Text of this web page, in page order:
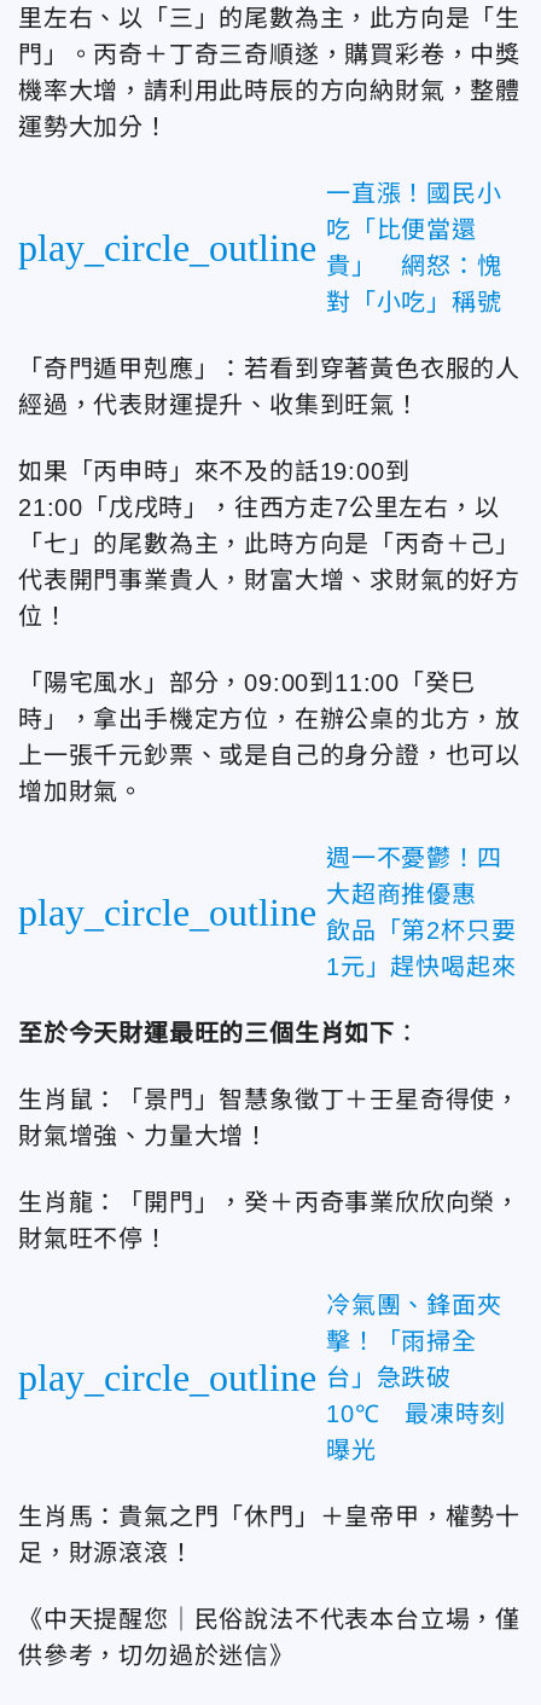
里左右、以「三」的尾數為主，此方向是「生
門」。丙奇＋丁奇三奇順遂，購買彩卷，中獎
機率大增，請利用此時辰的方向納財氣，整體
運勢大加分！
play_circle_outline
一直漲！國民小
吃「比便當還
貴」 網怒：愧
對「小吃」稱號
「奇門遁甲剋應」：若看到穿著黃色衣服的人
經過，代表財運提升、收集到旺氣！
如果「丙申時」來不及的話19:00到
21:00「戊戌時」，往西方走7公里左右，以
「七」的尾數為主，此時方向是「丙奇＋己」
代表開門事業貴人，財富大增、求財氣的好方
位！
「陽宅風水」部分，09:00到11:00「癸巳
時」，拿出手機定方位，在辦公桌的北方，放
上一張千元鈔票、或是自己的身分證，也可以
增加財氣。
play_circle_outline
週一不憂鬱！四
大超商推優惠
飲品「第2杯只要
1元」趕快喝起來
至於今天財運最旺的三個生肖如下 ：
生肖鼠：「景門」智慧象徵丁＋壬星奇得使，
財氣增強、力量大增！
生肖龍：「開門」，癸＋丙奇事業欣欣向榮，
財氣旺不停！
play_circle_outline
冷氣團、鋒面夾
擊！「雨掃全
台」急跌破
10℃ 最凍時刻
曝光
生肖馬：貴氣之門「休門」＋皇帝甲，權勢十
足，財源滾滾！
《中天提醒您｜民俗說法不代表本台立場，僅
供參考，切勿過於迷信》